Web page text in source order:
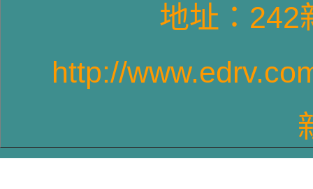
T4GPVR6車型-2
地址：
http://